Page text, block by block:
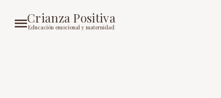
Crianza Positiva
Educación emocional y maternidad